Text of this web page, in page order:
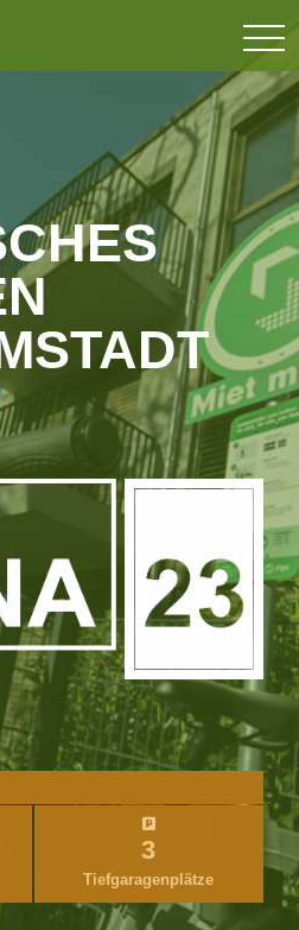
3
Tief­garagen­plätze